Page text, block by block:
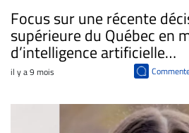
représentée
Focus sur une récente
supérieure du Québec en
d’intelligence artificielle…
il y a 9 mois